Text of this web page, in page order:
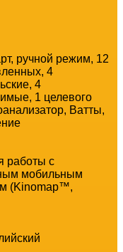
ручной режим, 12
4
4
1 целевого
Ватты,
работы с
мобильным
(Kinomap™,